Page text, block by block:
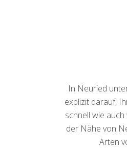
In Neuried
explizit darauf,
schnell wie
der Nähe von
Arten